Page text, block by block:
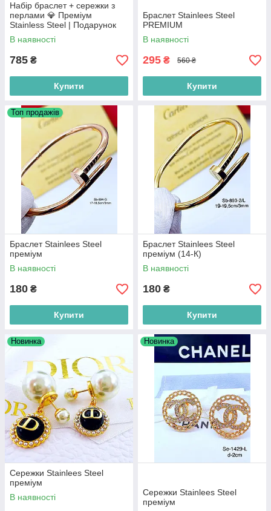
Набір браслет + сережки з
перлами 💎 Преміум
Stainless Steel | Подарунок
В наявності
785 ₴
Купити
Браслет Stainlees Steel
PREMIUM
В наявності
295 ₴ 560 ₴
Купити
Топ продажів
Браслет Stainlees Steel
преміум
В наявності
180 ₴
Купити
Браслет Stainlees Steel
преміум (14-К)
В наявності
180 ₴
Купити
Новинка
Сережки Stainlees Steel
преміум
В наявності
Новинка
Сережки Stainlees Steel
преміум